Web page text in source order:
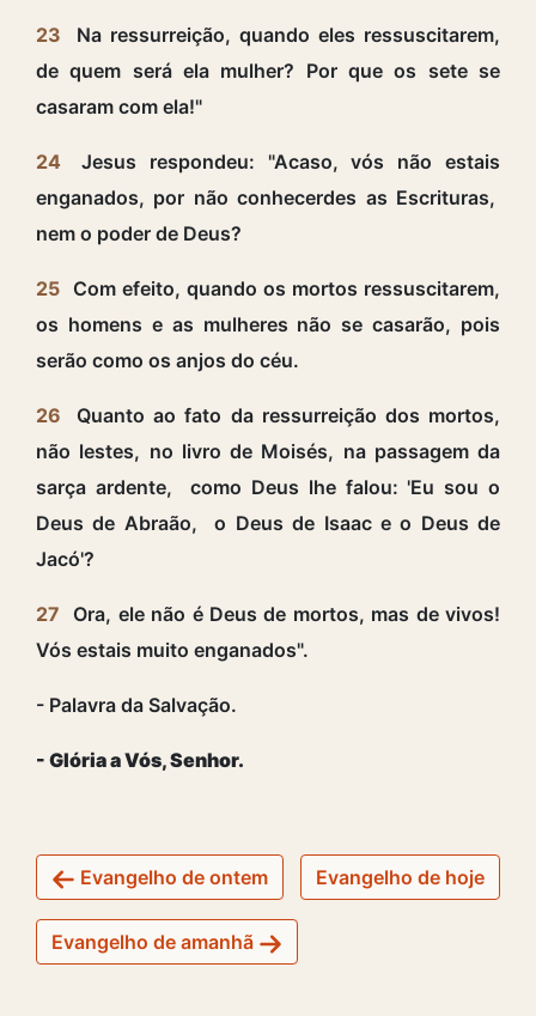
23
Na ressurreição, quando eles ressuscitarem,
de quem será ela mulher? Por que os sete se
casaram com ela!"
24
Jesus respondeu: "Acaso, vós não estais
enganados, por não conhecerdes as Escrituras,
nem o poder de Deus?
25 Com efeito, quando os mortos ressuscitarem,
os homens e as mulheres não se casarão, pois
serão como os anjos do céu.
26
Quanto ao fato da ressurreição dos mortos,
não lestes, no livro de Moisés, na passagem da
sarça ardente, como Deus lhe falou: 'Eu sou o
Deus de Abraão, o Deus de Isaac e o Deus de
Jacó'?
27
Ora, ele não é Deus de mortos, mas de vivos!
Vós estais muito enganados".
- Palavra da Salvação.
- Glória a Vós, Senhor.
Evangelho de ontem Evangelho de hoje
Evangelho de amanhã